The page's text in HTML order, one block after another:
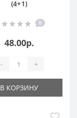
(4+1)
0
48.00р.
- +
В КОРЗИНУ